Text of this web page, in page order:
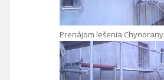
Prenájom lešenia Chynorany